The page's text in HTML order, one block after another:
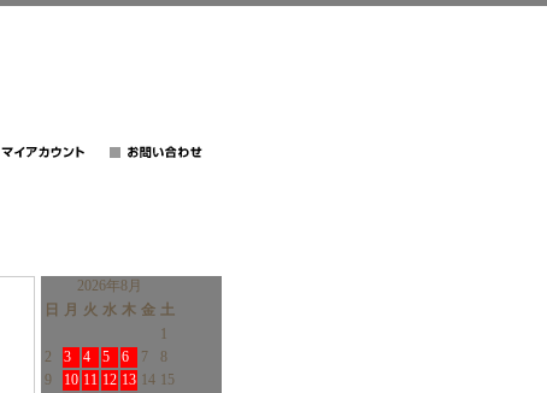
2026年8月
日
月 火 水 木 金 土
1
2
3 4 5 6 7
8
9
10 11 12 13 14 15